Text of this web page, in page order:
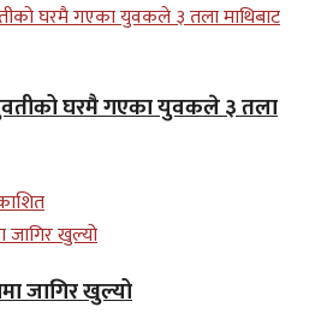
घरमै गएका युवकले ३ तला
जागिर खुल्यो